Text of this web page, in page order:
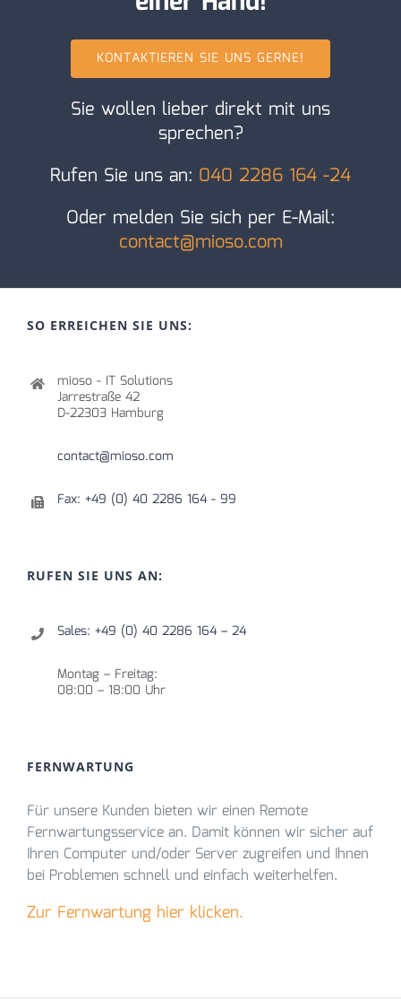
KONTAKTIEREN SIE UNS GERNE!
Sie wollen lieber direkt mit uns
sprechen?
Rufen Sie uns an: 040 2286 164 -24
Oder melden Sie sich per E-Mail:
contact@mioso.com
SO ERREICHEN SIE UNS:
mioso - IT Solutions
Jarrestraße 42
D-22303 Hamburg
contact@mioso.com
Fax: +49 (0) 40 2286 164 - 99
RUFEN SIE UNS AN:
Sales: +49 (0) 40 2286 164 – 24
Montag – Freitag:
08:00 – 18:00 Uhr
FERNWARTUNG
Für unsere Kunden bieten wir einen Remote
Fernwartungsservice an. Damit können wir sicher auf
Ihren Computer und/oder Server zugreifen und Ihnen
bei Problemen schnell und einfach weiterhelfen.
Zur Fernwartung hier klicken.